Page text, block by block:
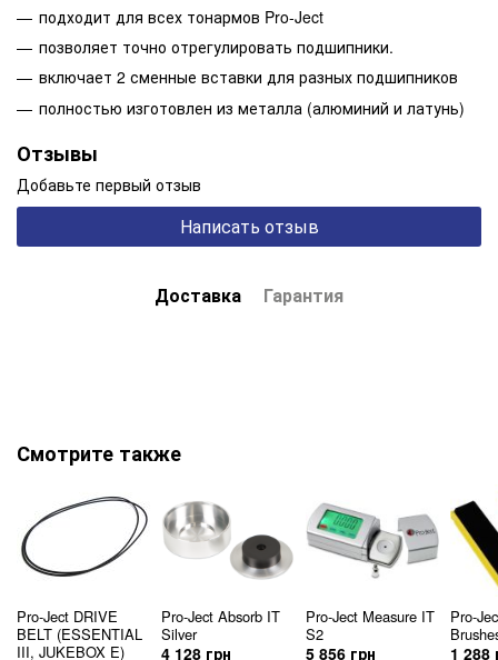
подходит для всех тонармов Pro-Ject
позволяет точно отрегулировать подшипники.
включает 2 сменные вставки для разных подшипников
полностью изготовлен из металла (алюминий и латунь)
Отзывы
Добавьте первый отзыв
Написать отзыв
Доставка Гарантия
Смотрите также
Pro-Ject DRIVE
BELT (ESSENTIAL
III, JUKEBOX E)
Pro-Ject Absorb IT
Silver
4 128 грн
Pro-Ject Measure IT
S2
5 856 грн
Pro-
1 288